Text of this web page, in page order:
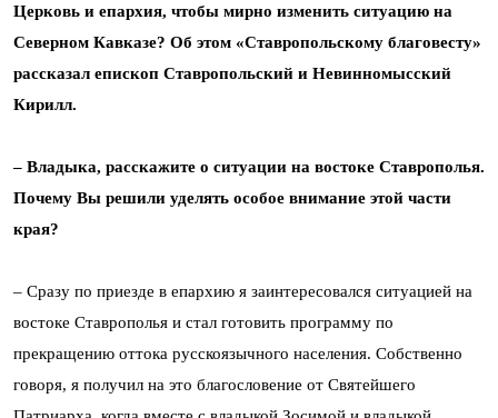
Церковь и епархия, чтобы мирно изменить ситуацию на
Северном Кавказе? Об этом «Ставропольскому благовесту»
рассказал епископ Ставропольский и Невинномысский
Кирилл.
– Владыка, расскажите о ситуации на востоке Ставрополья.
Почему Вы решили уделять особое внимание этой части
края?
– Сразу по приезде в епархию я заинтересовался ситуацией на
востоке Ставрополья и стал готовить программу по
прекращению оттока русскоязычного населения. Собственно
говоря, я получил на это благословение от Святейшего